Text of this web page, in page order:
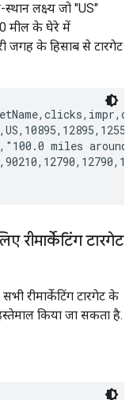
स्थान लक्ष्य जो "US"
मील के घेरे में
जगह के हिसाब से टारगेट
miles around
रीमार्केटिंग टारगेट
रीमार्केटिंग टारगेट के
किया जा सकता है.